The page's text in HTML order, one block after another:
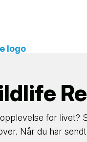
for livet?
Når du har